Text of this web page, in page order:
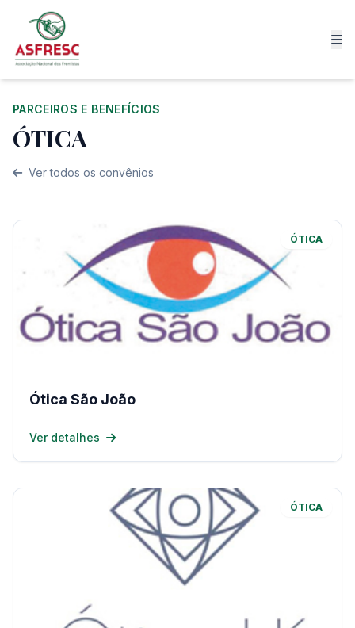
PARCEIROS E BENEFÍCIOS
ÓTICA
Ver todos os convênios
ÓTICA
Ótica São João
Ver detalhes
ÓTICA